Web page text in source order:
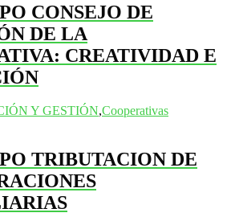
CONSEJO DE
DE LA
CREATIVIDAD E
Y GESTIÓN,Cooperativas
TRIBUTACION DE